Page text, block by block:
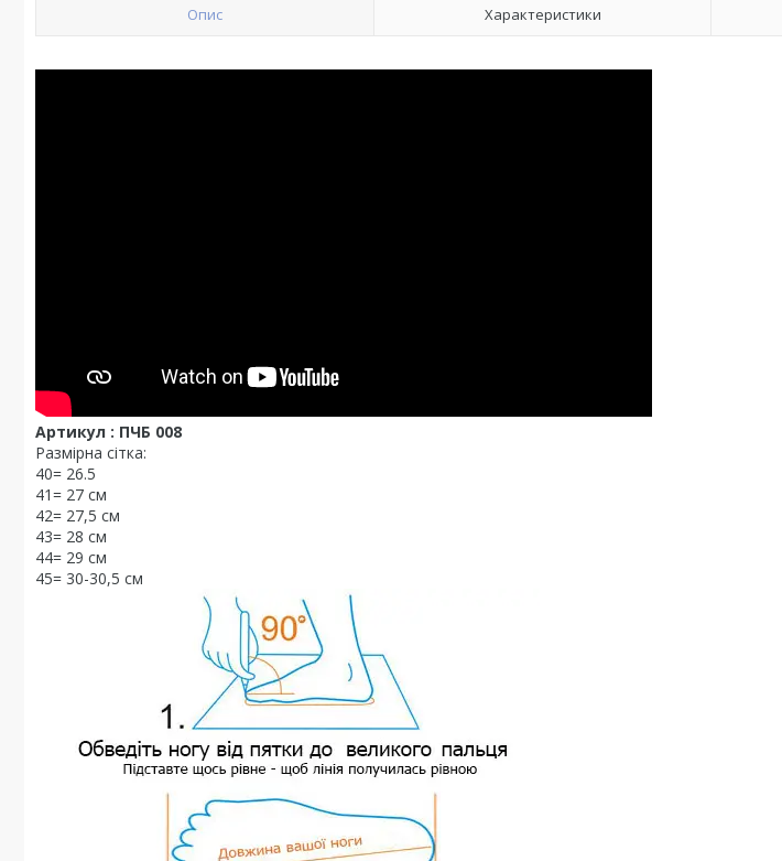
Опис Характеристики
Артикул : ПЧБ 008
Размірна сітка:
40= 26.5
41= 27 см
42= 27,5 см
43= 28 см
44= 29 см
45= 30-30,5 см